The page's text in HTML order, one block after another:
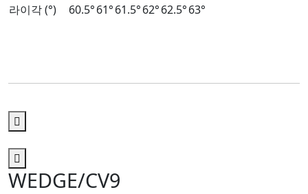
라이각 (°)
60.5°61°61.5°62°62.5°63°
WEDGE/CV9